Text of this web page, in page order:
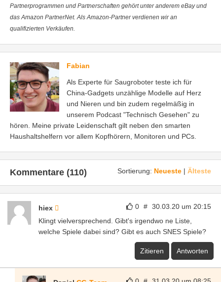
Partnerprogrammen und Partnerschaften gehört unter anderem eBay und
das Amazon PartnerNet. Als Amazon-Partner verdienen wir an
qualifizierten Verkäufen.
Fabian
Als Experte für Saugroboter teste ich für
China-Gadgets unzählige Modelle auf Herz
und Nieren und bin zudem regelmäßig in
unserem Podcast "Technisch Gesehen" zu
hören. Meine private Leidenschaft gilt neben den smarten
Haushaltshelfern vor allem Kopfhörern, Monitoren und PCs.
Sortierung: Neueste | Älteste
Kommentare (110)
0 # 30.03.20 um 20:15
hiex
Klingt vielversprechend. Gibt's irgendwo ne Liste,
welche Spiele dabei sind? Gibt es auch SNES Spiele?
Zitieren Antworten